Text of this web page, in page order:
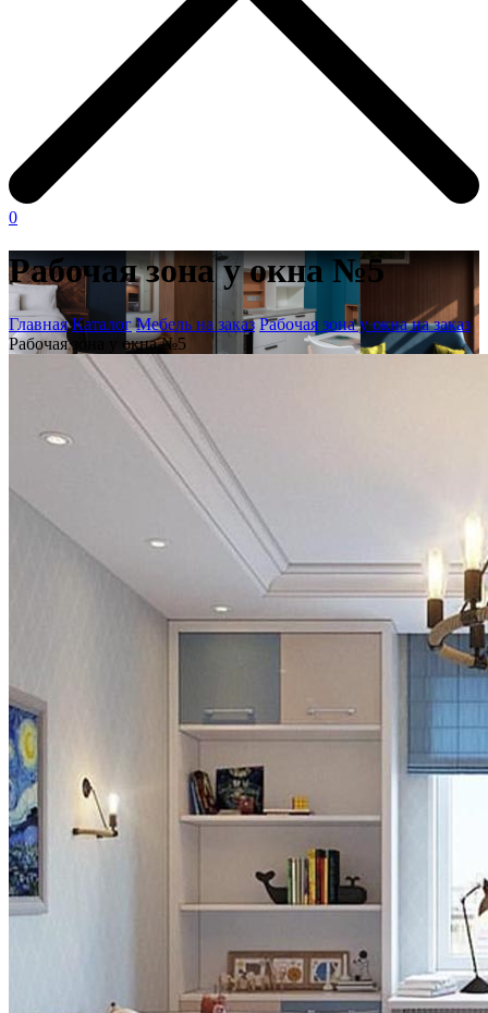
0
Рабочая зона у окна №5
Главная Каталог Мебель на заказ Рабочая зона у окна на заказ
Рабочая зона у окна №5